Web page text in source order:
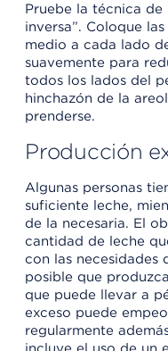
Pruebe la técnica
inversa”. Coloque
medio a cada lado
suavemente para
todos los lados del
hinchazón de la
prenderse.
Producción
Algunas personas
suficiente leche,
de la necesaria. El
cantidad de leche
con las necesidades
posible que
que puede llevar a
exceso puede
regularmente